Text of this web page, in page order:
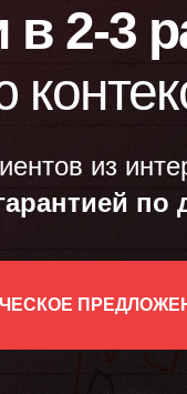
2-3
из
по